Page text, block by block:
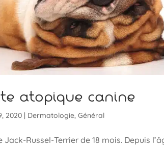
atopique canine
2020 Dermatologie,Général
Jack-Russel-Terrier de 18 mois. Depuis